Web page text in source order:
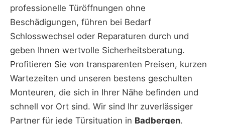
professionelle Türöffnungen ohne
Beschädigungen, führen bei Bedarf
Schlosswechsel oder Reparaturen durch und
geben Ihnen wertvolle Sicherheitsberatung.
Profitieren Sie von transparenten Preisen, kurzen
Wartezeiten und unseren bestens geschulten
Monteuren, die sich in Ihrer Nähe befinden und
schnell vor Ort sind. Wir sind Ihr zuverlässiger
Partner für jede Türsituation in Badbergen.